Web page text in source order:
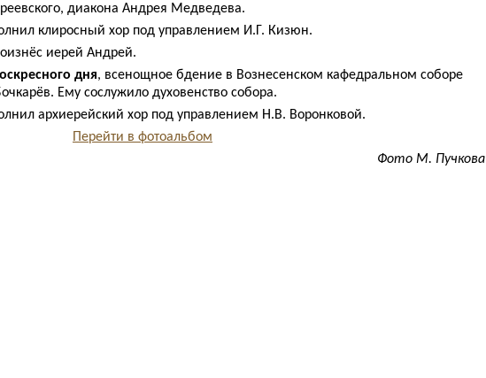
диакона Андрея Медведева.
клиросный хор под управлением И.Г. Кизюн.
иерей Андрей.
дня, всенощное бдение в Вознесенском кафедральном соборе
Ему сослужило духовенство собора.
архиерейский хор под управлением Н.В. Воронковой.
Перейти в фотоальбом
Фото М. Пучкова